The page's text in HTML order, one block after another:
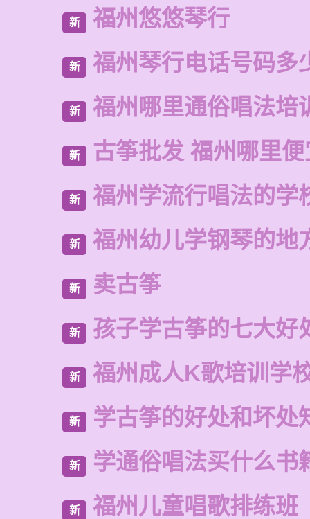
新 福州悠悠琴行
新 福州琴行电话号码多
新 福州哪里通俗唱法培
新 古筝批发 福州哪里
新 福州学流行唱法的学
新 福州幼儿学钢琴的地
新 卖古筝
新 孩子学古筝的七大好
新 福州成人K歌培训学
新 学古筝的好处和坏处
新 学通俗唱法买什么书
新 福州儿童唱歌排练班